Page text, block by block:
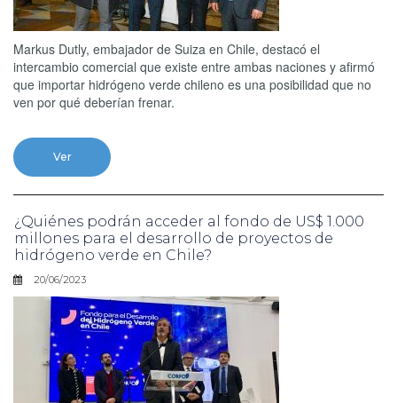
Markus Dutly, embajador de Suiza en Chile, destacó el
intercambio comercial que existe entre ambas naciones y afirmó
que importar hidrógeno verde chileno es una posibilidad que no
ven por qué deberían frenar.
Ver
¿Quiénes podrán acceder al fondo de US$ 1.000
millones para el desarrollo de proyectos de
hidrógeno verde en Chile?
20/06/2023